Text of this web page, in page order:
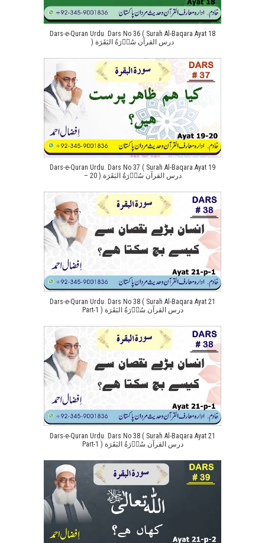
Dars-e-Quran Urdu. Dars No 36 ( Surah Al-Baqara Ayat 18
) درس القرآن سُوۡرَةُ البَقَرَة
Dars-e-Quran Urdu. Dars No 37 ( Surah Al-Baqara Ayat 19
– 20 ) درس القرآن سُوۡرَةُ البَقَرَة
Dars-e-Quran Urdu. Dars No 38 ( Surah Al-Baqara Ayat 21
Part-1 ) درس القرآن سُوۡرَةُ البَقَرَة
Dars-e-Quran Urdu. Dars No 38 ( Surah Al-Baqara Ayat 21
Part-1 ) درس القرآن سُوۡرَةُ البَقَرَة